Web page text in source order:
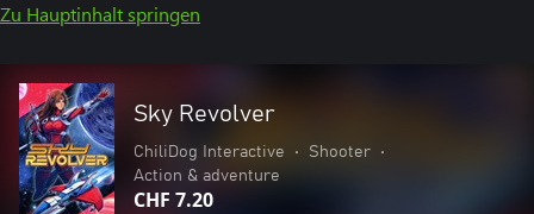
Zu Hauptinhalt springen
Sky Revolver
ChiliDog Interactive • Shooter
•
Action & adventure
CHF 7.20